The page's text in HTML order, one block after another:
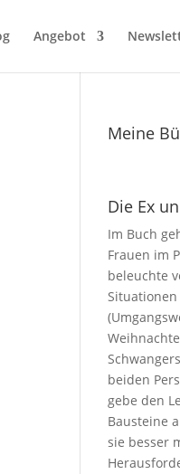
Angebot
Meine
Die Ex
Im Buch
Frauen im
beleuchte
Situationen
beiden
gebe den
Bausteine
sie besser